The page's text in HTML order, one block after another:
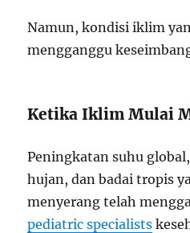
Namun, kondisi iklim
mengganggu
Ketika Iklim Mulai
Peningkatan suhu
hujan, dan badai tropis
menyerang telah
pediatric specialists